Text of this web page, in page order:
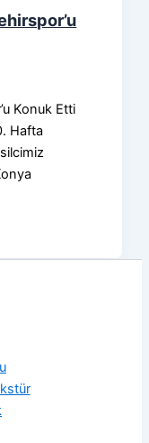
Konuk Etti
Hafta